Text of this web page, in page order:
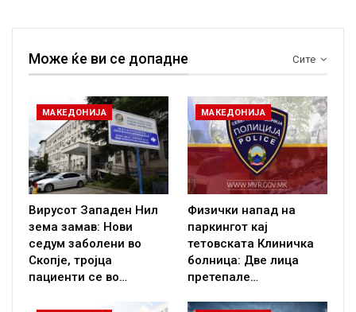
Сите
Може ќе ви се допадне
МАКЕДОНИЈА
Вирусот Западен Нил
зема замав: Нови
седум заболени во
Скопје, тројца
пациенти се во…
МАКЕДОНИЈА
Физички напад на
паркингот кај
тетовската Клиничка
болница: Две лица
претепале…